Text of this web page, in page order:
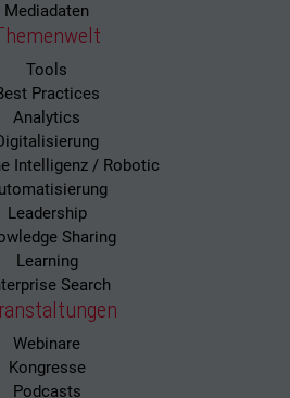
Mediadaten
Tools
Practices
Analytics
Intelligenz / Robotic
Leadership
Sharing
Learning
Search
Webinare
Kongresse
Podcasts